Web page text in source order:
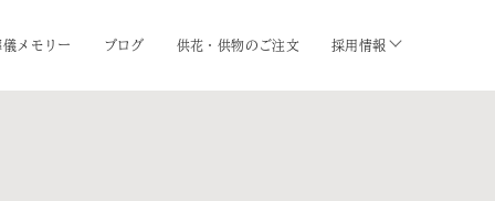
メモリー ブログ 供花・供物のご注文 採用情報